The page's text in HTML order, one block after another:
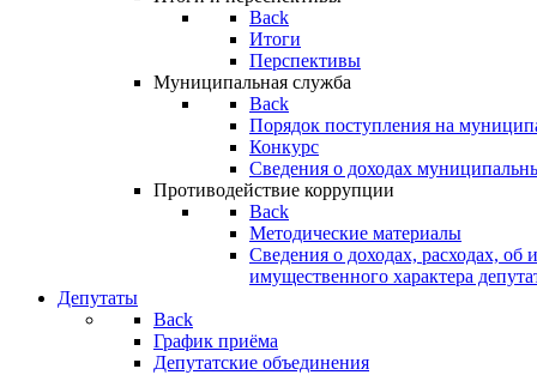
Back
Итоги
Перспективы
Муниципальная служба
Back
Порядок поступления на
Конкурс
Сведения о доходах
Противодействие коррупции
Back
Методические материалы
Сведения о доходах, расходах, об
имущественного характера
Депутаты
Back
График приёма
Депутатские объединения